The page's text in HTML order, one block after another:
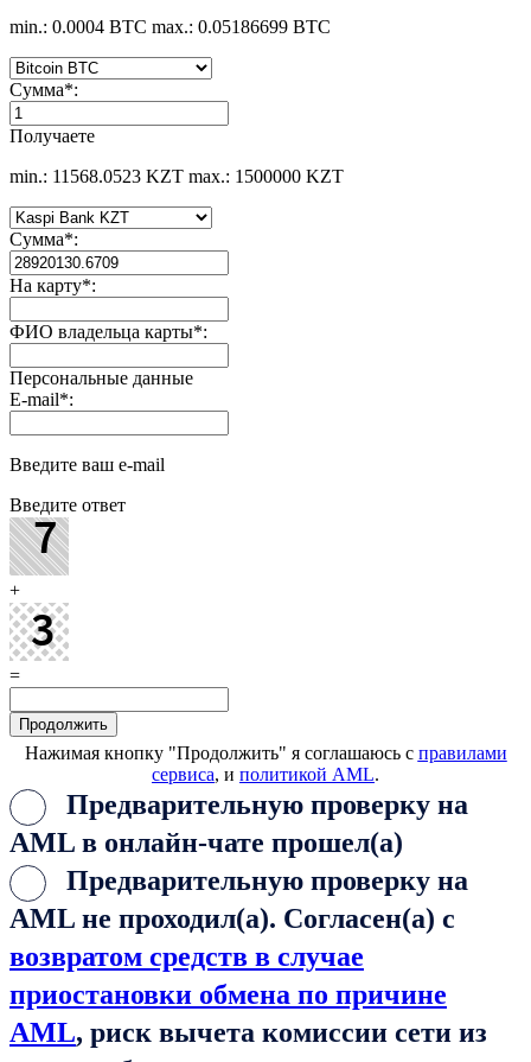
min.: 0.0004 BTC max.: 0.05186699 BTC
Сумма*:
Получаете
min.: 11568.0523 KZT max.: 1500000 KZT
Сумма*:
На карту*:
ФИО владельца карты*:
Персональные данные
E-mail*:
Введите ваш e-mail
Введите ответ
+
=
Нажимая кнопку "Продолжить" я соглашаюсь с правилами
сервиса, и политикой AML.
Предварительную проверку на
AML в онлайн-чате прошел(а)
Предварительную проверку на
AML не проходил(а). Согласен(а) с
возвратом средств в случае
приостановки обмена по причине
AML, риск вычета комиссии сети из